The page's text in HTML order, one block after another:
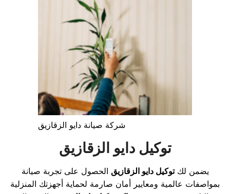
شركة صيانة دايو الزقازيق
توكيل دايو الزقازيق
يضمن لكتوكيل دايو الزقازيق الحصول على تجربة صيانة
بمواصفات عالمية ومعايير أمان صارمة لحماية أجهزتك المنزلية